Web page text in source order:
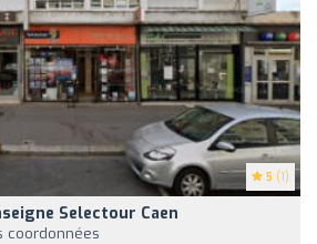
5 (1)
Selectour Caen
coordonnées